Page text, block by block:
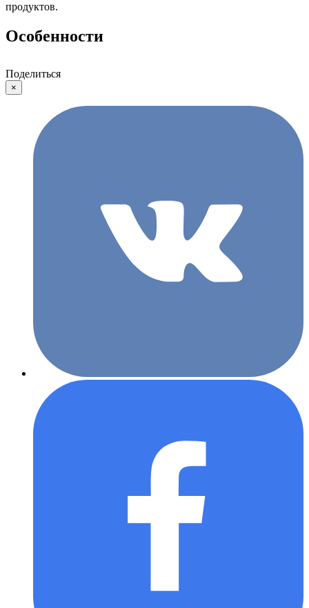
продуктов.
Особенности
Поделиться
×